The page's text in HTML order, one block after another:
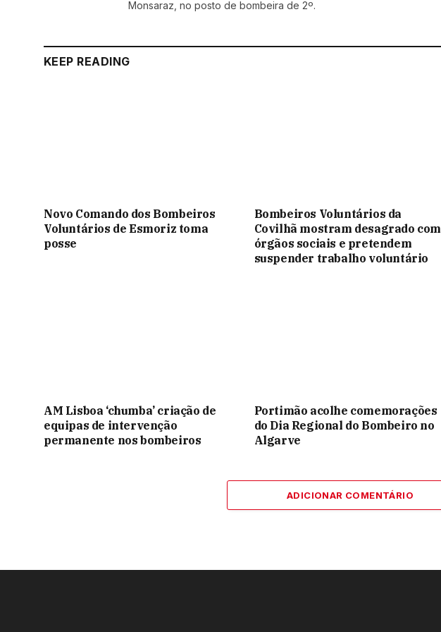
Monsaraz, no posto de bombeira de 2º.
KEEP READING
Novo Comando dos Bombeiros
Voluntários de Esmoriz toma
posse
Bombeiros Voluntários da
Covilhã mostram desagrado com
órgãos sociais e pretendem
suspender trabalho voluntário
AM Lisboa ‘chumba’ criação de
equipas de intervenção
permanente nos bombeiros
Portimão acolhe comemorações
do Dia Regional do Bombeiro no
Algarve
ADICIONAR COMENTÁRIO